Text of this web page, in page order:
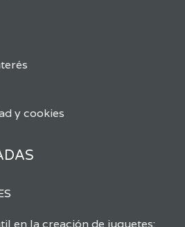
y cookies
en la creación de juguetes: